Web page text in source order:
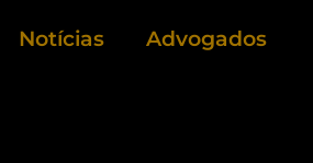
Notícias Advogados